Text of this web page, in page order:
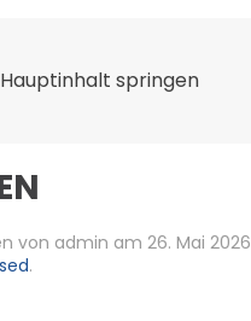
springen
von admin am 26. Mai 2026
.